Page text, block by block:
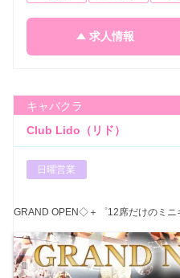
求人情報
キャバクラ
Club Lido（リド）
日曜営業
GRAND OPEN◇＋゜12席だけのミ